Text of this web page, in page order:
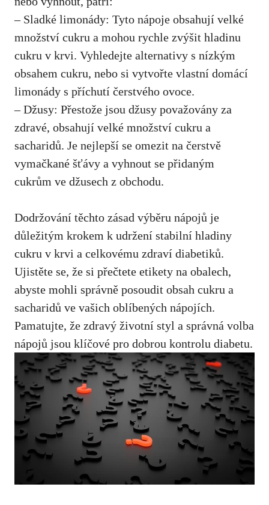
– ‍Sladké ‍limonády: Tyto nápoje obsahují velké
množství cukru a mohou rychle zvýšit hladinu
cukru‌ v krvi.⁣ Vyhledejte alternativy s⁣ nízkým
obsahem ‍cukru, nebo si⁤ vytvořte vlastní​ domácí
limonády s příchutí čerstvého⁢ ovoce.
– Džusy: Přestože ⁣jsou džusy ⁤považovány za ​
zdravé, obsahují velké množství cukru a
sacharidů. Je nejlepší se omezit⁢ na čerstvě
‍vymačkané šťávy ⁢a⁤ vyhnout ​se přidaným⁤
cukrům‍ ve džusech⁤ z obchodu.
Dodržování těchto zásad výběru nápojů je⁢
důležitým krokem k udržení⁣ stabilní hladiny‌
cukru v krvi a celkovému zdraví diabetiků.
⁤Ujistěte se, že si přečtete etikety na obalech,
⁢abyste mohli‌ správně posoudit obsah cukru a
sacharidů⁣ ve vašich oblíbených nápojích.
Pamatujte, že zdravý⁣ životní ​styl​ a ‌správná volba
nápojů jsou klíčové ‍pro dobrou kontrolu ​diabetu.